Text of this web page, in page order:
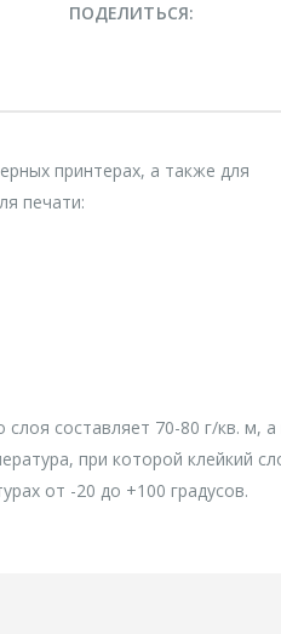
ПОДЕЛИТЬСЯ:
принтерах, а также для
печати:
составляет 70-80 г/кв. м,
при которой клейкий
от -20 до +100 градусов.